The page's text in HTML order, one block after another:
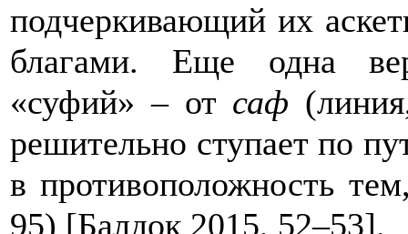
подчеркивающий их
благами. Еще одна
«суфий» – от саф
решительно ступает по
в противоположность
95) [Балдок 2015, 52–53].